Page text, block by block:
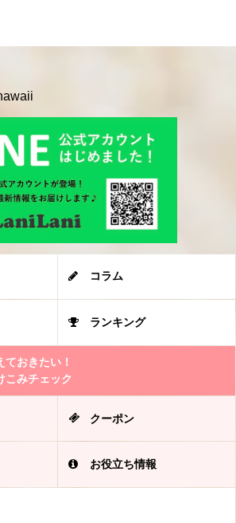
コラム
ランキング
ておきたい！
こみチェック
クーポン
お役立ち情報